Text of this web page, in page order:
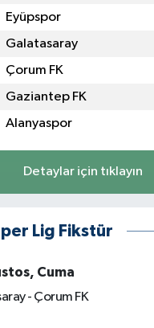
Eyüpspor
Galatasaray
Çorum FK
Gaziantep FK
Alanyaspor
Detaylar için tıklayın
Lig Fikstür
Cuma
- Çorum FK